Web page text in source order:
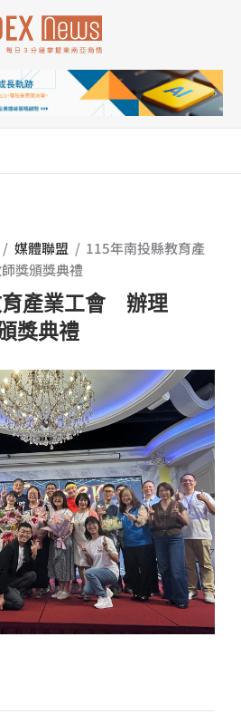
/ 媒體聯盟 / 115年南投縣教育產
獎頒獎典禮
育產業工會 辦理
獎典禮